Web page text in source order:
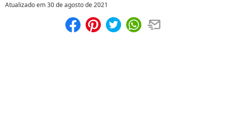
Atualizado em30 de agosto de 2021